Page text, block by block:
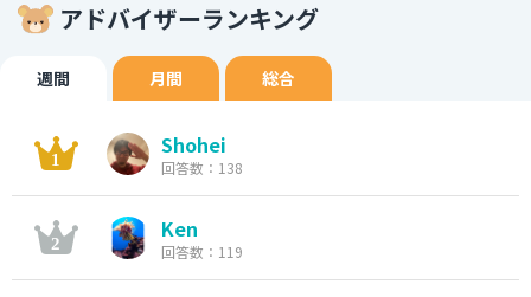
アドバイザーランキング
週間 月間 総合
Shohei
回答数：138
Ken
回答数：119